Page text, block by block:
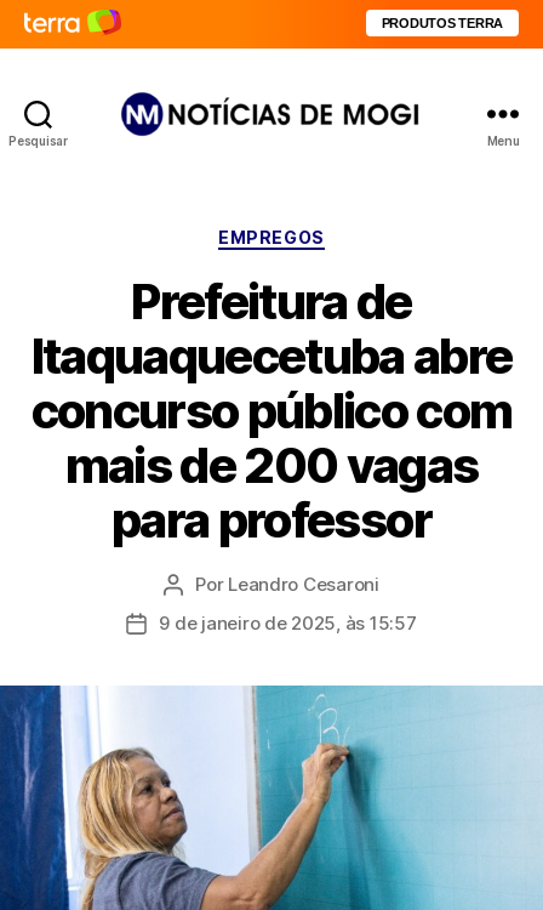
PRODUTOS TERRA
Pesquisar Menu
Categorias
EMPREGOS
Prefeitura de
Itaquaquecetuba abre
concurso público com
mais de 200 vagas
para professor
Autor
do
post
Por Leandro Cesaroni
Data9 de janeiro de 2025, às 15:57